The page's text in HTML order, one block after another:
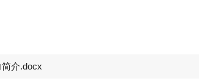
介.docx